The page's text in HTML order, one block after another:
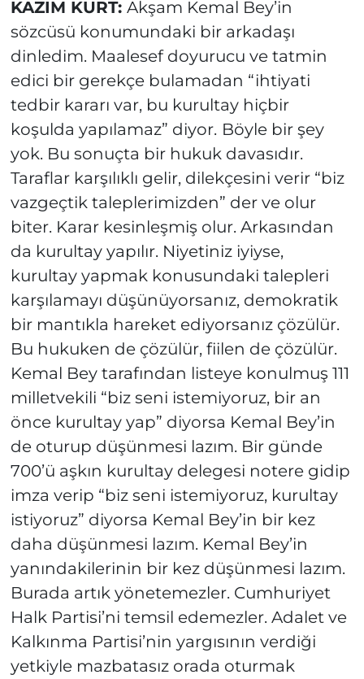
KAZIM KURT: Akşam Kemal Bey’in
sözcüsü konumundaki bir arkadaşı
dinledim. Maalesef doyurucu ve tatmin
edici bir gerekçe bulamadan “ihtiyati
tedbir kararı var, bu kurultay hiçbir
koşulda yapılamaz” diyor. Böyle bir şey
yok. Bu sonuçta bir hukuk davasıdır.
Taraflar karşılıklı gelir, dilekçesini verir “biz
vazgeçtik taleplerimizden” der ve olur
biter. Karar kesinleşmiş olur. Arkasından
da kurultay yapılır. Niyetiniz iyiyse,
kurultay yapmak konusundaki talepleri
karşılamayı düşünüyorsanız, demokratik
bir mantıkla hareket ediyorsanız çözülür.
Bu hukuken de çözülür, fiilen de çözülür.
Kemal Bey tarafından listeye konulmuş 111
milletvekili “biz seni istemiyoruz, bir an
önce kurultay yap” diyorsa Kemal Bey’in
de oturup düşünmesi lazım. Bir günde
700’ü aşkın kurultay delegesi notere gidip
imza verip “biz seni istemiyoruz, kurultay
istiyoruz” diyorsa Kemal Bey’in bir kez
daha düşünmesi lazım. Kemal Bey’in
yanındakilerinin bir kez düşünmesi lazım.
Burada artık yönetemezler. Cumhuriyet
Halk Partisi’ni temsil edemezler. Adalet ve
Kalkınma Partisi’nin yargısının verdiği
yetkiyle mazbatasız orada oturmak